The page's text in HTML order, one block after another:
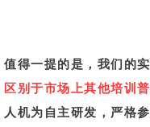
值得一提的是，我们的
区别于市场上其他培训
人机为自主研发，严格